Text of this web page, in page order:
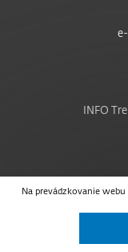
Na prevádzkovanie
INFO